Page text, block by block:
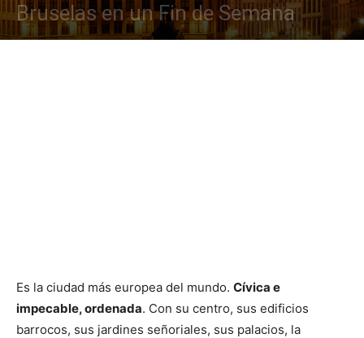
Bruselas en un Fin de Semana
Es la ciudad más europea del mundo. Cívica e
impecable, ordenada. Con su centro, sus edificios
barrocos, sus jardines señoriales, sus palacios, la